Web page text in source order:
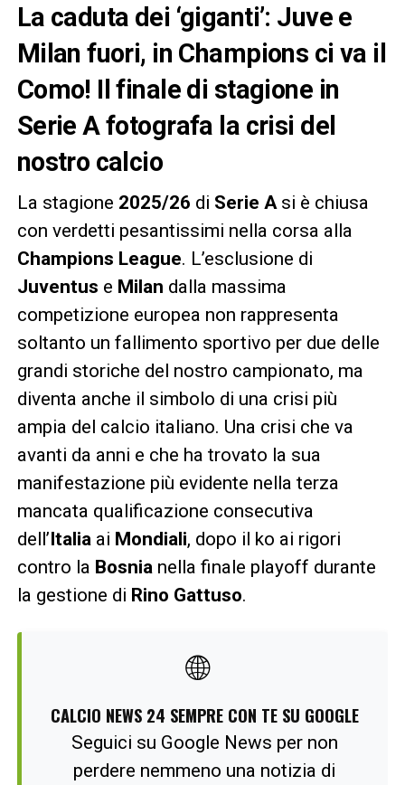
La caduta dei ‘giganti’: Juve e
Milan fuori, in Champions ci va il
Como! Il finale di stagione in
Serie A fotografa la crisi del
nostro calcio
La stagione 2025/26 di Serie Asi è chiusa
con verdetti pesantissimi nella corsa alla
Champions League. L’esclusione di
Juventus e Milan dalla massima
competizione europea non rappresenta
soltanto un fallimento sportivo per due delle
grandi storiche del nostro campionato, ma
diventa anche il simbolo di una crisi più
ampia del calcio italiano. Una crisi che va
avanti da anni e che ha trovato la sua
manifestazione più evidente nella terza
mancata qualificazione consecutiva
dell’Italia ai Mondiali, dopo il ko ai rigori
contro la Bosnia nella finale playoff durante
la gestione di Rino Gattuso.
🌐
CALCIO NEWS 24 SEMPRE CON TE SU GOOGLE
Seguici su Google News per non
perdere nemmeno una notizia di